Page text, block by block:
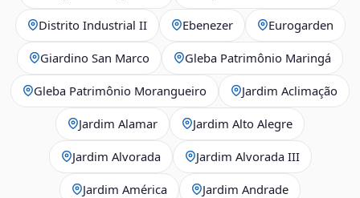
Distrito Industrial II Ebenezer Eurogarden
Giardino San Marco Gleba Patrimônio Maringá
Gleba Patrimônio Morangueiro Jardim Aclimação
Jardim Alamar Jardim Alto Alegre
Jardim Alvorada Jardim Alvorada III
Jardim América Jardim Andrade